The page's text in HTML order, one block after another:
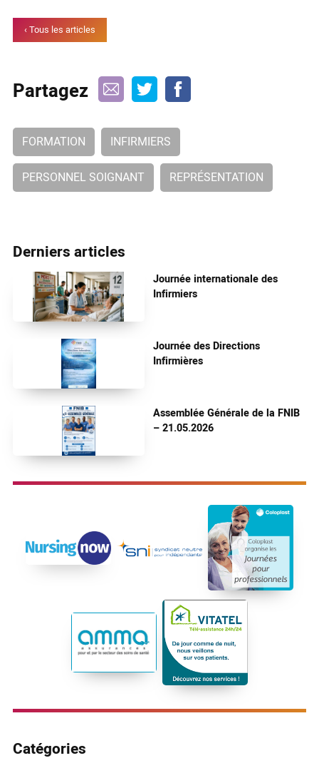
‹ Tous les articles
Partagez
FORMATION INFIRMIERS
PERSONNEL SOIGNANT REPRÉSENTATION
Derniers articles
Journée internationale des
Infirmiers
Journée des Directions
Infirmières
Assemblée Générale de la FNIB
– 21.05.2026
Catégories